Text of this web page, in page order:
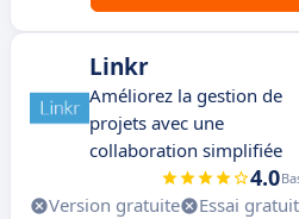
Linkr
Améliorez la gestion de
projets avec une
collaboration simplifiée
4.0
Version gratuite Essai gratuit